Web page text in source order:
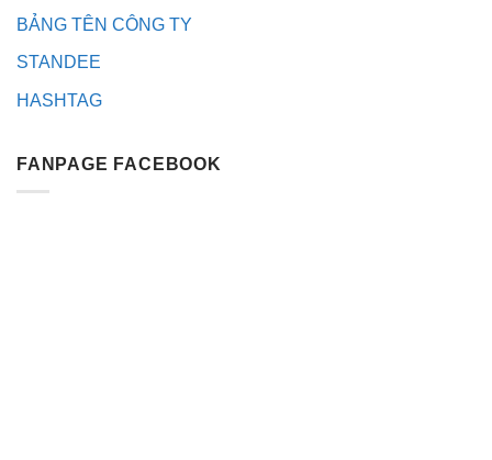
BẢNG TÊN CÔNG TY
STANDEE
HASHTAG
FANPAGE FACEBOOK